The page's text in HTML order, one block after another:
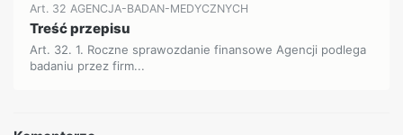
Art. 32 AGENCJA-BADAN-MEDYCZNYCH
Treść przepisu
Art. 32. 1. Roczne sprawozdanie finansowe Agencji podlega
badaniu przez firm...